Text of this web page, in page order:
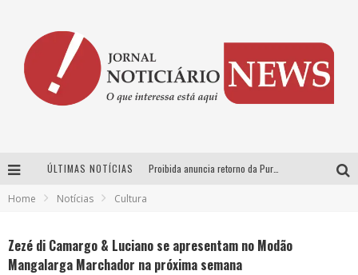
ÚLTIMAS NOTÍCIAS Proibida anuncia retorno da Puro Malte Extra e consolida trajetória de democratização cervejeira no Brasil
Home Notícias Cultura
Zezé di Camargo & Luciano se apresentam no Modão
Mangalarga Marchador na próxima semana